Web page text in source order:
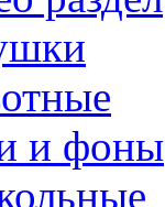
и фоны